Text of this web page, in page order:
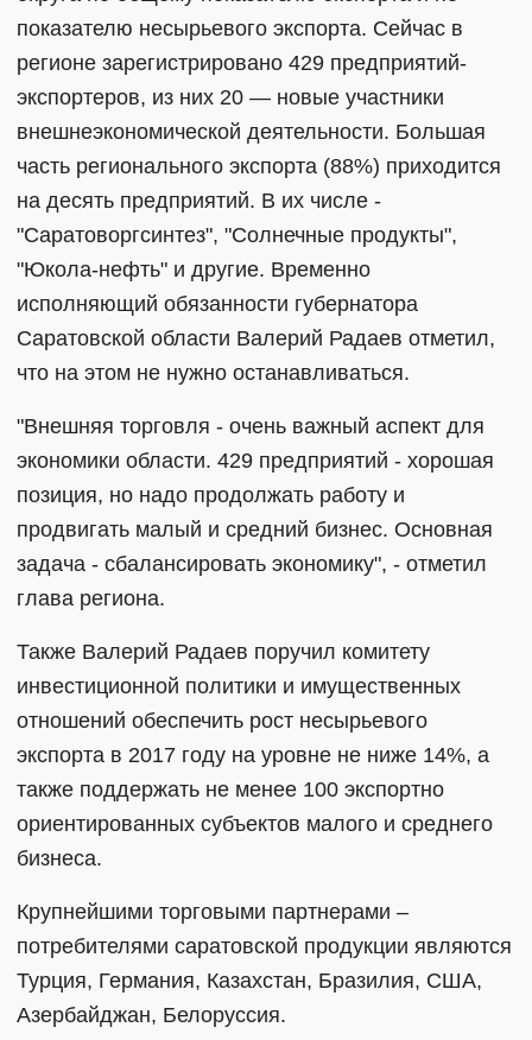
показателю несырьевого экспорта. Сейчас в
регионе зарегистрировано 429 предприятий-
экспортеров, из них 20 — новые участники
внешнеэкономической деятельности. Большая
часть регионального экспорта (88%) приходится
на десять предприятий. В их числе -
"Саратоворгсинтез", "Солнечные продукты",
"Юкола-нефть" и другие. Временно
исполняющий обязанности губернатора
Саратовской области Валерий Радаев отметил,
что на этом не нужно останавливаться.
"Внешняя торговля - очень важный аспект для
экономики области. 429 предприятий - хорошая
позиция, но надо продолжать работу и
продвигать малый и средний бизнес. Основная
задача - сбалансировать экономику", - отметил
глава региона.
Также Валерий Радаев поручил комитету
инвестиционной политики и имущественных
отношений обеспечить рост несырьевого
экспорта в 2017 году на уровне не ниже 14%, а
также поддержать не менее 100 экспортно
ориентированных субъектов малого и среднего
бизнеса.
Крупнейшими торговыми партнерами –
потребителями саратовской продукции являются
Турция, Германия, Казахстан, Бразилия, США,
Азербайджан, Белоруссия.